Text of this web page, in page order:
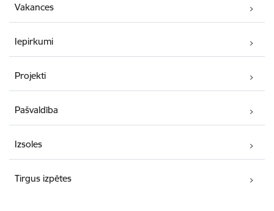
Vakances
Iepirkumi
Projekti
Pašvaldība
Izsoles
Tirgus izpētes